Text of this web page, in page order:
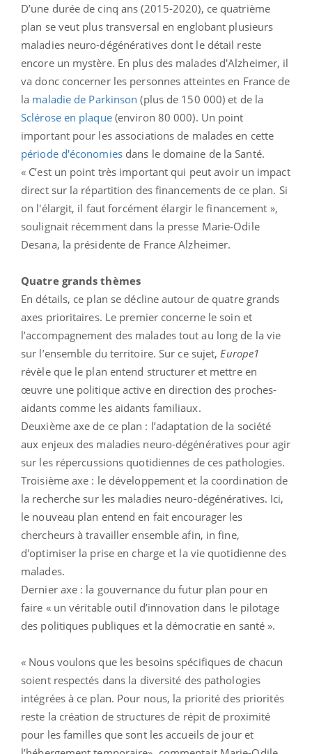
D’une durée de cinq ans (2015-2020), ce quatrième
plan se veut plus transversal en englobant plusieurs
maladies neuro-dégénératives dont le détail reste
encore un mystère. En plus des malades d'Alzheimer, il
va donc concerner les personnes atteintes en France de
la maladie de Parkinson (plus de 150 000) et de la
Sclérose en plaque(environ 80 000). Un point
important pour les associations de malades en cette
période d'économiesdans le domaine de la Santé.
« C’est un point très important qui peut avoir un impact
direct sur la répartition des financements de ce plan. Si
on l'élargit, il faut forcément élargir le financement »,
soulignait récemment dans la presse Marie-Odile
Desana, la présidente de France Alzheimer.
Quatre grands thèmes
En détails, ce plan se décline autour de quatre grands
axes prioritaires. Le premier concerne le soin et
l’accompagnement des malades tout au long de la vie
sur l’ensemble du territoire. Sur ce sujet, Europe1
révèle que le plan entend structurer et mettre en
œuvre une politique active en direction des proches-
aidants comme les aidants familiaux.
Deuxième axe de ce plan : l’adaptation de la société
aux enjeux des maladies neuro-dégénératives pour agir
sur les répercussions quotidiennes de ces pathologies.
Troisième axe : le développement et la coordination de
la recherche sur les maladies neuro-dégénératives. Ici,
le nouveau plan entend en fait encourager les
chercheurs à travailler ensemble afin, in fine,
d'optimiser la prise en charge et la vie quotidienne des
malades.
Dernier axe : la gouvernance du futur plan pour en
faire « un véritable outil d’innovation dans le pilotage
des politiques publiques et la démocratie en santé ».
« Nous voulons que les besoins spécifiques de chacun
soient respectés dans la diversité des pathologies
intégrées à ce plan. Pour nous, la priorité des priorités
reste la création de structures de répit de proximité
pour les familles que sont les accueils de jour et